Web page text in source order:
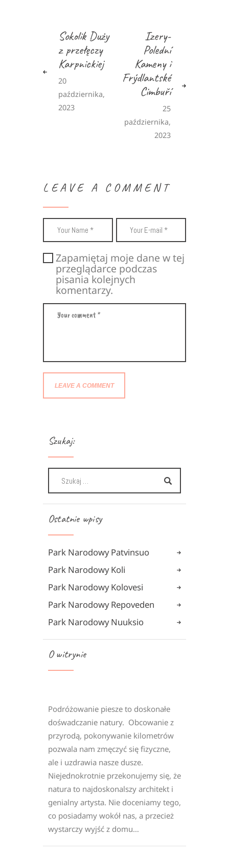
Sokolik Duży
z przełęczy
Karpnickiej
20
października,
2023
Izery-
Polední
Kameny i
Frýdlantské
Cimbuří
25
października,
2023
LEAVE A COMMENT
Zapamiętaj moje dane w tej
przeglądarce podczas
pisania kolejnych
komentarzy.
Szukaj:
Ostatnie wpisy
Park Narodowy Patvinsuo
Park Narodowy Koli
Park Narodowy Kolovesi
Park Narodowy Repoveden
Park Narodowy Nuuksio
O witrynie
Podróżowanie piesze to doskonałe
dośwadczanie natury. Obcowanie z
przyrodą, pokonywanie kilometrów
pozwala nam zmęczyć się fizyczne,
ale i uzdrawia nasze dusze.
Niejednokrotnie przekonujemy się, że
natura to najdoskonalszy architekt i
genialny artysta. Nie doceniamy tego,
co posiadamy wokół nas, a przecież
wystarczy wyjść z domu…